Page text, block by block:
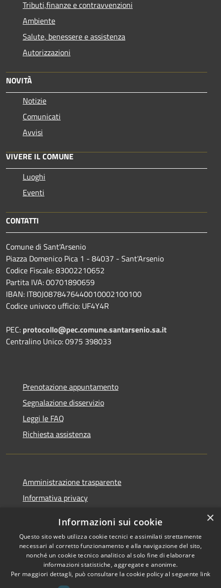
Tributi,finanze e contravvenzioni
Ambiente
Salute, benessere e assistenza
Autorizzazioni
NOVITÀ
Notizie
Comunicati
Avvisi
VIVERE IL COMUNE
Luoghi
Eventi
CONTATTI
Comune di Sant'Arsenio
Piazza Domenico Pica 1 - 84037 - Sant'Arsenio
Codice Fiscale: 83002210652
Partita IVA: 00701890659
IBAN: IT80J0878476440010002100100
Codice univoco ufficio: UF4Y4R
PEC: protocollo@pec.comune.santarsenio.sa.it
Centralino Unico: 0975 398033
Prenotazione appuntamento
Segnalazione disservizio
Leggi le FAQ
Richiesta assistenza
Amministrazione trasparente
Informativa privacy
Dichiarazione di accessibilità
RSS
Copyright © 2026 • Comune di
×
Informazioni sui cookie
Questo sito web utilizza cookie tecnici e assimilati strettamente
necessari al corretto funzionamento e alla navigazione del sito,
nonché un cookie tecnico analitico al solo fine di elaborare
informazioni statistiche, aggregate e anonime.
Per maggiori dettagli, può consultare la cookie policy al seguente link